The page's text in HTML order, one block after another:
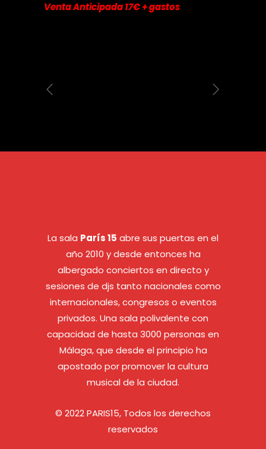
Venta Anticipada 17€ + gastos
La sala París 15 abre sus puertas en el
año 2010 y desde entonces ha
albergado conciertos en directo y
sesiones de djs tanto nacionales como
internacionales, congresos o eventos
privados. Una sala polivalente con
capacidad de hasta 3000 personas en
Málaga, que desde el principio ha
apostado por promover la cultura
musical de la ciudad.
© 2022 PARIS15, Todos los derechos
reservados